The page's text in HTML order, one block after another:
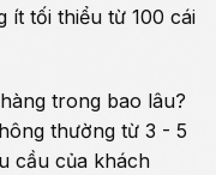
ít tối thiểu từ 100 cái
trong bao lâu?
thường từ 3 - 5
cầu của khách